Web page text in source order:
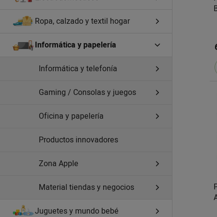
Ropa, calzado y textil hogar
Informática y papelería
Informática y telefonía
Gaming / Consolas y juegos
Oficina y papelería
Productos innovadores
Zona Apple
Material tiendas y negocios
Juguetes y mundo bebé